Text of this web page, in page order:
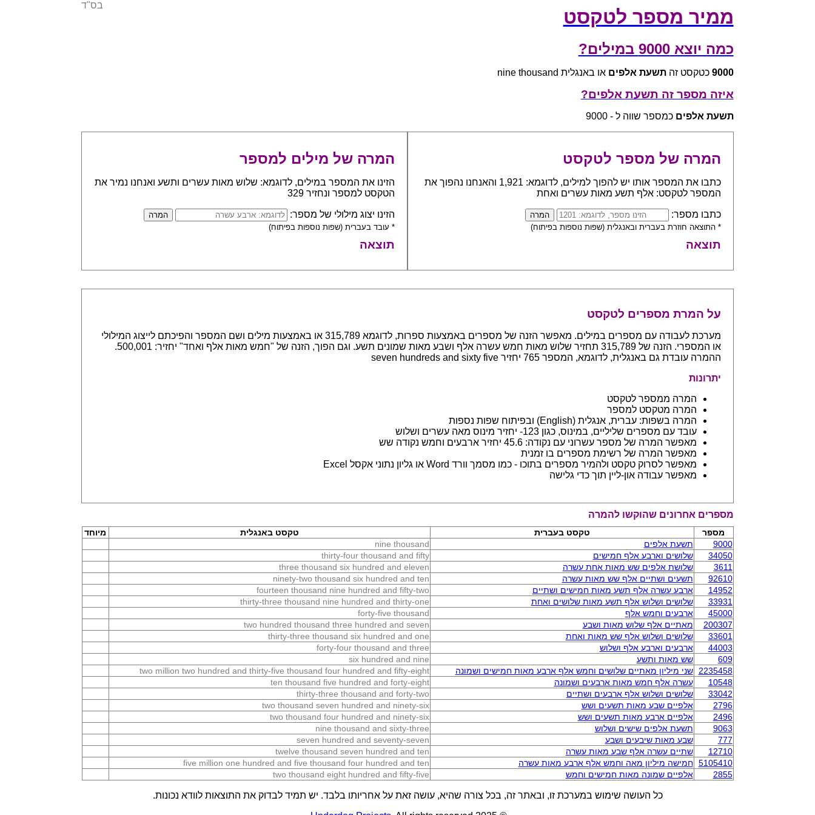
ממיר מספר לטקסט
בס"ד
כמה יוצא 9000 במילים?
9000 כטקסט זהתשעת אלפים או באנגלית nine thousand
איזה מספר זה תשעת אלפים?
תשעת אלפים כמספר שווה ל - 9000
המרה של מספר לטקסט
כתבו את המספר אותו יש להפוך למילים, לדוגמא: 1,921 והאנחנו נהפוך את
המספר לטקסט: אלף תשע מאות עשרים ואחת
כתבו מספר:
* התוצאה חוזרת בעברית ובאנגלית (שפות נוספות בפיתוח)
תוצאה
המרה של מילים למספר
הזינו את המספר במילים, לדוגמא: שלוש מאות עשרים ותשע ואנחנו נמיר את
הטקסט למספר ונחזיר 329
הזינו יצוג מילולי של מספר:
* עובד בעברית (שפות נוספות בפיתוח)
תוצאה
על המרת מספרים לטקסט
מערכת לעבודה עם מספרים במילים. מאפשר הזנה של מספרים באמצעות ספרות, לדוגמא 315,789 או באמצעות מילים ושם המספר והפיכתם לייצוג המילולי
או המספרי. הזנה של 315,789 תחזיר שלוש מאות חמש עשרה אלף ושבע מאות שמונים תשע. וגם הפוך, הזנה של "חמש מאות אלף ואחד" יחזיר: 500,001.
ההמרה עובדת גם באנגלית, לדוגמא, המספר 765 יחזיר seven hundreds and sixty five
יתרונות
המרה ממספר לטקסט
המרה מטקסט למספר
המרה בשפות: עברית, אנגלית (English) ובפיתוח שפות נספות
עובד עם מספרים שליליים, במינוס, כגון 123- יחזיר מינוס מאה עשרים ושלוש
מאפשר המרה של מספר עשרוני עם נקודה: 45.6 יחזיר ארבעים וחמש נקודה שש
מאפשר המרה של רשימת מספרים בו זמנית
מאפשר לסרוק טקסט ולהמיר מספרים בתוכו - כמו מסמך וורד Word או גליון נתוני אקסל Excel
מאפשר עבודה און-ליין תוך כדי גלישה
מספרים אחרונים שהוקשו להמרה
מספר טקסט בעברית טקסט באנגלית
מיוחד
9000
תשעת אלפים
nine thousand
34050
שלושים וארבע אלף חמישים
thirty-four thousand and fifty
3611
שלושת אלפים שש מאות אחת עשרה
three thousand six hundred and eleven
92610
תשעים ושתיים אלף שש מאות עשרה
ninety-two thousand six hundred and ten
14952
ארבע עשרה אלף תשע מאות חמישים ושתיים
fourteen thousand nine hundred and fifty-two
33931
שלושים ושלוש אלף תשע מאות שלושים ואחת
thirty-three thousand nine hundred and thirty-one
45000
ארבעים וחמש אלף
forty-five thousand
200307
מאתיים אלף שלוש מאות ושבע
two hundred thousand three hundred and seven
33601
שלושים ושלוש אלף שש מאות ואחת
thirty-three thousand six hundred and one
44003
ארבעים וארבע אלף ושלוש
forty-four thousand and three
609
שש מאות ותשע
six hundred and nine
2235458
שני מיליון מאתיים שלושים וחמש אלף ארבע מאות חמישים ושמונה
two million two hundred and thirty-five thousand four hundred and fifty-eight
10548
עשרה אלף חמש מאות ארבעים ושמונה
ten thousand five hundred and forty-eight
33042
שלושים ושלוש אלף ארבעים ושתיים
thirty-three thousand and forty-two
2796
אלפיים שבע מאות תשעים ושש
two thousand seven hundred and ninety-six
2496
אלפיים ארבע מאות תשעים ושש
two thousand four hundred and ninety-six
9063
תשעת אלפים שישים ושלוש
nine thousand and sixty-three
777
שבע מאות שיבעים ושבע
seven hundred and seventy-seven
12710
שתיים עשרה אלף שבע מאות עשרה
twelve thousand seven hundred and ten
5105410 חמישה מיליון מאה וחמש אלף ארבע מאות עשרה
five million one hundred and five thousand four hundred and ten
2855
אלפיים שמונה מאות חמישים וחמש two thousand eight hundred and fifty-five
כל העושה שימוש במערכת זו, ובאתר זה, בכל צורה שהיא, עושה זאת על אחריותו בלבד. יש תמיד לבדוק את התוצאות לוודא נכונות.